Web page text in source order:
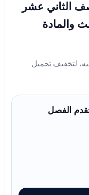
الثاني عشر
والمادة
لتخفيف تحميل
الفصل